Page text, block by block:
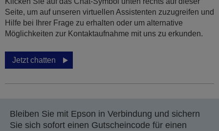
Seite, um auf unseren virtuellen Assistenten zuzugreifen und
Hilfe bei Ihrer Frage zu erhalten oder um alternative
Möglichkeiten zur Kontaktaufnahme mit uns zu erkunden.
Jetzt chatten
Bleiben Sie mit Epson in Verbindung und sichern
Sie sich sofort einen Gutscheincode für einen